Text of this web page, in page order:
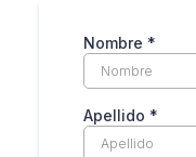
Nombre *
Apellido *